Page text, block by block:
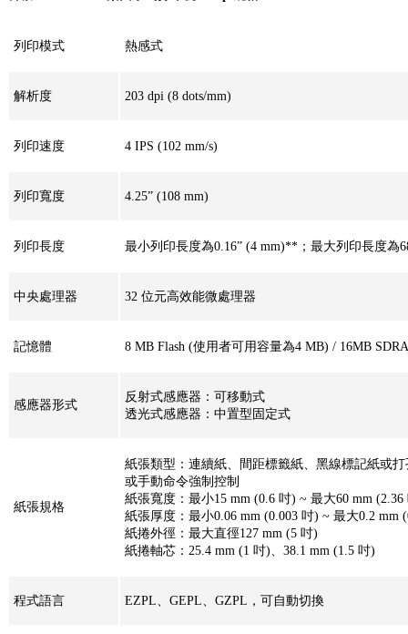
列印模式 熱感式
解析度 203 dpi (8 dots/mm)
列印速度 4 IPS (102 mm/s)
列印寬度 4.25” (108 mm)
列印長度 最小列印長度為0.16” (4 mm)**；最大列印長度為
中央處理器 32 位元高效能微處理器
記憶體 8 MB Flash (使用者可用容量為4 MB) / 16MB
感應器形式
反射式感應器：可移動式
透光式感應器：中置型固定式
紙張規格
紙張類型：連續紙、間距標籤紙、黑線標記紙或
或手動命令強制控制
紙張寬度：最小15 mm (0.6 吋) ~ 最大60 mm
紙張厚度：最小0.06 mm (0.003 吋) ~ 最大0.2 mm
紙捲外徑：最大直徑127 mm (5 吋)
紙捲軸芯：25.4 mm (1 吋)、38.1 mm (1.5 吋)
程式語言 EZPL、GEPL、GZPL，可自動切換